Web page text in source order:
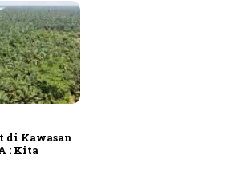
di Kawasan
: Kita